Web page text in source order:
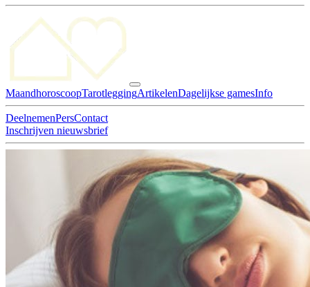
MaandhoroscoopTarotleggingArtikelenDagelijkse gamesInfo
DeelnemenPersContact
Inschrijven nieuwsbrief